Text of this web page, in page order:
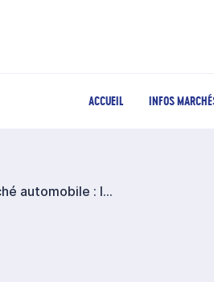
ACCUEIL INFOS
Marché automobile : les utilitaires légers résistent au ralentissement début 2026